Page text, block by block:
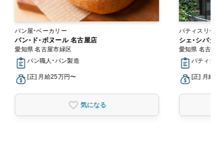
パン屋・ベーカリー
パン・ド・ボヌール 名古屋店
愛知県 名古屋市緑区
パン職人・パン製造
[正] 月給25万円〜
気になる
パティスリー・
シェ・シバタ
愛知県 名古屋
パティシエ
[正] 月給